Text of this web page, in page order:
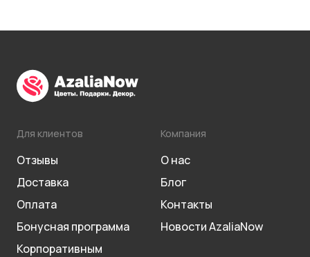
Для клиентов
Отзывы
Доставка
Оплата
Бонусная программа
Корпоративным
Компания
О нас
Блог
Контакты
Новости AzaliaNow